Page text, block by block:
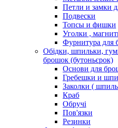
Петли и замки
Подвески
Топсы и фишки
Уголки ,
Фурнитура для
Обідки, шпильки,
брошок (бутоньєрок)
Основи для
Гребешки и
Заколки (
Краб
Обручі
Пов'язки
Резинки